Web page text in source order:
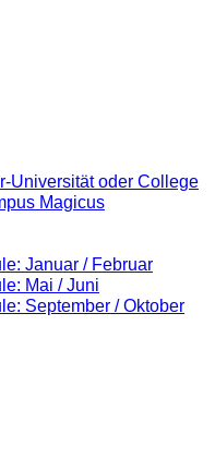
Universität oder College
Magicus
Januar / Februar
Mai / Juni
September / Oktober